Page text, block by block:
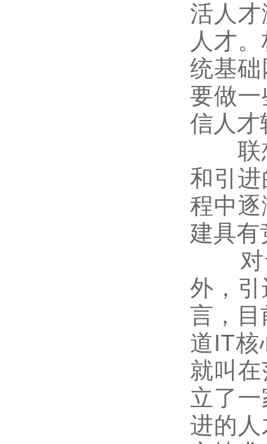
活人
人才
统基
要做
信人才
联想
和引
程中
建具有
对于
外，
言，目
道IT核
就叫
立了
进的